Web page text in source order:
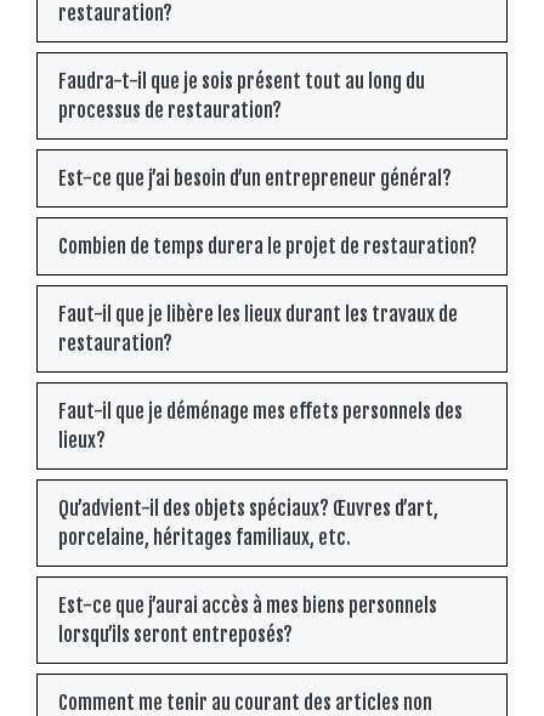
restauration?
Faudra-t-il que je sois présent tout au long du
processus de restauration?
Est-ce que j’ai besoin d’un entrepreneur général?
Combien de temps durera le projet de restauration?
Faut-il que je libère les lieux durant les travaux de
restauration?
Faut-il que je déménage mes effets personnels des
lieux?
Qu’advient-il des objets spéciaux? Œuvres d’art,
porcelaine, héritages familiaux, etc.
Est-ce que j’aurai accès à mes biens personnels
lorsqu’ils seront entreposés?
Comment me tenir au courant des articles non